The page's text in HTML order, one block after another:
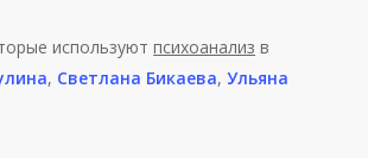
используютпсихоанализ в
, Светлана Бикаева,Ульяна